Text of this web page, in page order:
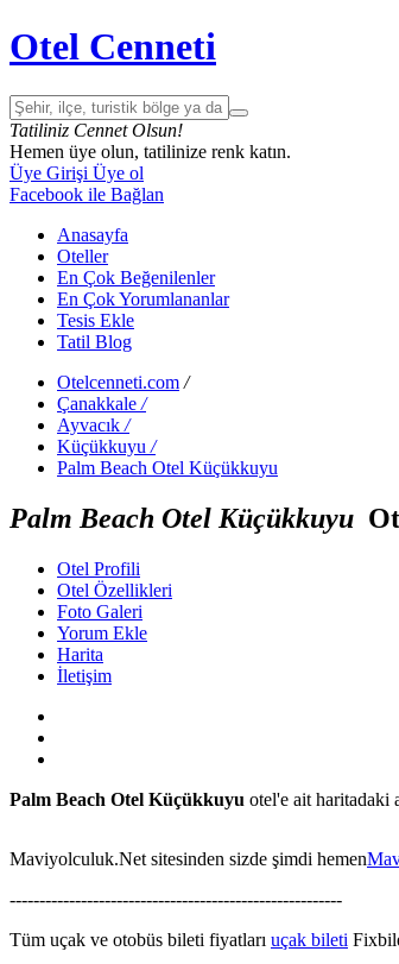
Otel Cenneti
Tatiliniz Cennet Olsun!
Hemen üye olun, tatilinize renk katın.
Üye Girişi Üye ol
Facebook ile Bağlan
Anasayfa
Oteller
En Çok Beğenilenler
En Çok Yorumlananlar
Tesis Ekle
Tatil Blog
Otelcenneti.com /
Çanakkale /
Ayvacık /
Küçükkuyu /
Palm Beach Otel Küçükkuyu
Palm Beach Otel Küçükkuyu
Otel Profili
Otel Özellikleri
Foto Galeri
Yorum Ekle
Harita
İletişim
Palm Beach Otel Küçükkuyu otel'e ait haritadaki
Maviyolculuk.Net sitesinden sizde şimdi hemen
--------------------------------------------------------
Tüm uçak ve otobüs bileti fiyatları uçak bileti